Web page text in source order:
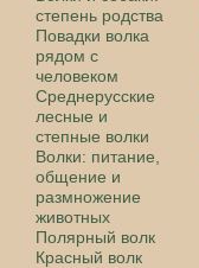
степень родства
Повадки волка
рядом с
человеком
Среднерусские
лесные и
степные волки
Волки: питание,
общение и
размножение
животных
Полярный волк
Красный волк